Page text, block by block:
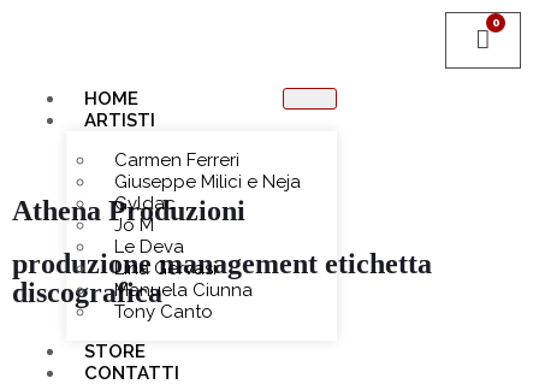
HOME
ARTISTI
Carmen Ferreri
Giuseppe Milici e Neja
Gyldac
Jo M
Le Deva
Lina Gervasi
Manuela Ciunna
Tony Canto
STORE
CONTATTI
Athena Produzioni
produzione management etichetta
discografica